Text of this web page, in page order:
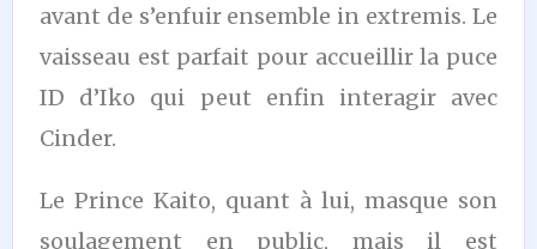
avant de s’enfuir ensemble in extremis. Le
vaisseau est parfait pour accueillir la puce
ID d’Iko qui peut enfin interagir avec
Cinder.
Le Prince Kaito, quant à lui, masque son
soulagement en public, mais il est